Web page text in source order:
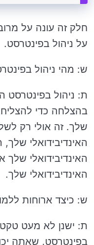
חלק זה עונה על
על ניהול בפינטרסט.
ש: מהי ניהול
ת: ניהול בפינטרסט
בהצלחה כדי להצליח
שלך. זה אולי רק
האינדיבידואלי
האינדיבידואלי
האינדיבידואלי שלך.
ש: כיצד ארוחות
ת: ישנן לא מעט
בפינטרסט. שאתה